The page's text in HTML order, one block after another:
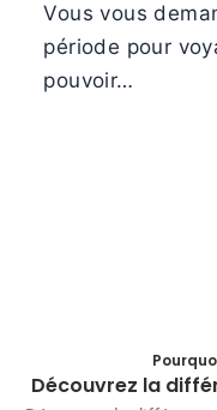
Vous vous
période pour
pouvoir…
Découvrez la